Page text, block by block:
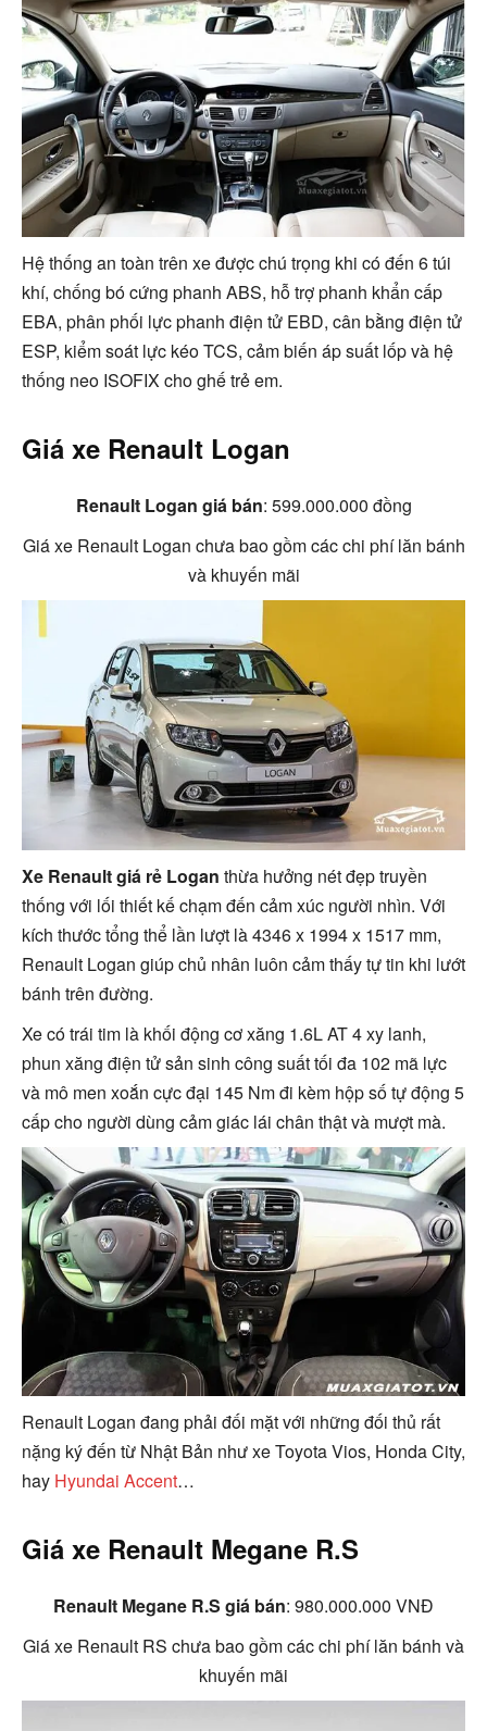
Hệ thống an toàn trên xe được chú trọng khi có đến 6 túi
khí, chống bó cứng phanh ABS, hỗ trợ phanh khẩn cấp
EBA, phân phối lực phanh điện tử EBD, cân bằng điện tử
ESP, kiểm soát lực kéo TCS, cảm biến áp suất lốp và hệ
thống neo ISOFIX cho ghế trẻ em.
Giá xe Renault Logan
Renault Logan giá bán: 599.000.000 đồng
Giá xe Renault Logan chưa bao gồm các chi phí lăn bánh
và khuyến mãi
Xe Renault giá rẻ Logan thừa hưởng nét đẹp truyền
thống với lối thiết kế chạm đến cảm xúc người nhìn. Với
kích thước tổng thể lần lượt là 4346 x 1994 x 1517 mm,
Renault Logan giúp chủ nhân luôn cảm thấy tự tin khi lướt
bánh trên đường.
Xe có trái tim là khối động cơ xăng 1.6L AT 4 xy lanh,
phun xăng điện tử sản sinh công suất tối đa 102 mã lực
và mô men xoắn cực đại 145 Nm đi kèm hộp số tự động 5
cấp cho người dùng cảm giác lái chân thật và mượt mà.
Renault Logan đang phải đối mặt với những đối thủ rất
nặng ký đến từ Nhật Bản như xe Toyota Vios, Honda City,
hay Hyundai Accent…
Giá xe Renault Megane R.S
Renault Megane R.S giá bán: 980.000.000 VNĐ
Giá xe Renault RS chưa bao gồm các chi phí lăn bánh và
khuyến mãi